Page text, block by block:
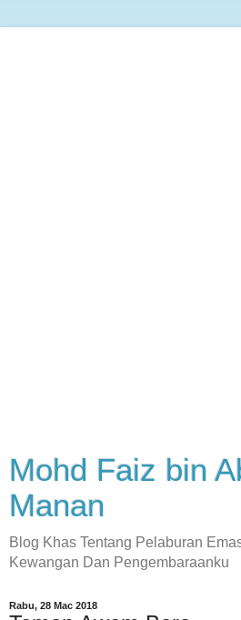
Mohd Faiz bin
Manan
Blog Khas Tentang Pelaburan
Kewangan Dan Pengembaraanku
Rabu, 28 Mac 2018